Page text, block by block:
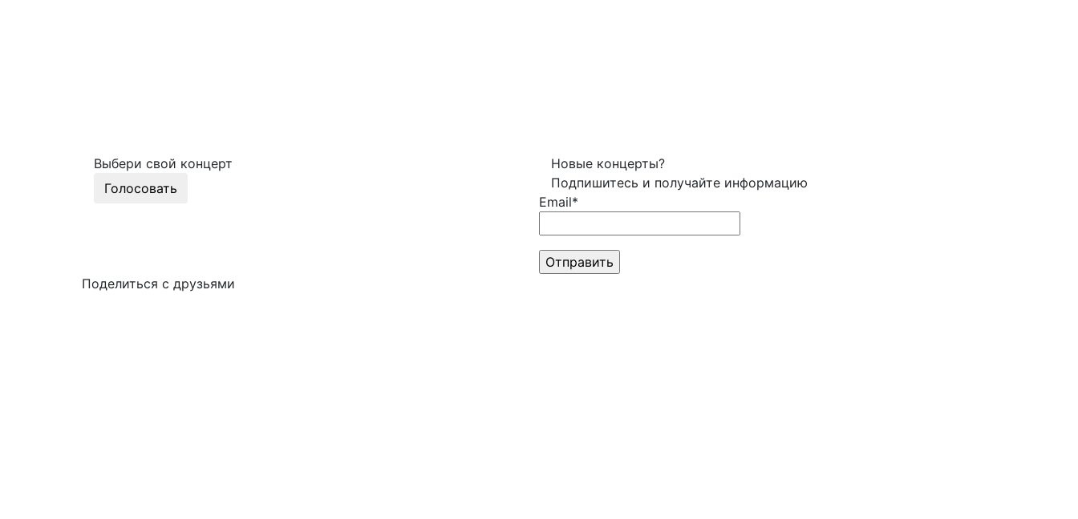
Выбери свой концерт
Голосовать
Новые концерты?
Подпишитесь и получайте информацию
Email*
Поделиться с друзьями